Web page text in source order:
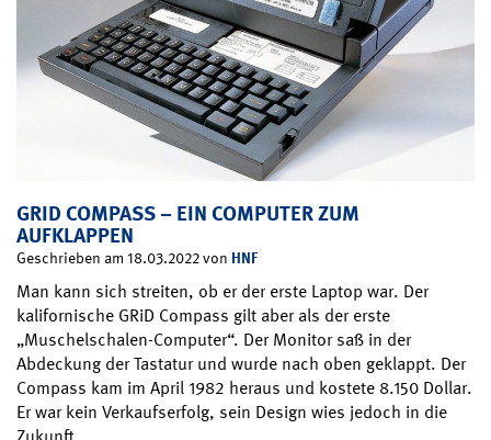
GRID COMPASS – EIN COMPUTER ZUM
AUFKLAPPEN
Geschrieben am 18.03.2022 von HNF
Man kann sich streiten, ob er der erste Laptop war. Der
kalifornische GRiD Compass gilt aber als der erste
„Muschelschalen-Computer“. Der Monitor saß in der
Abdeckung der Tastatur und wurde nach oben geklappt. Der
Compass kam im April 1982 heraus und kostete 8.150 Dollar.
Er war kein Verkaufserfolg, sein Design wies jedoch in die